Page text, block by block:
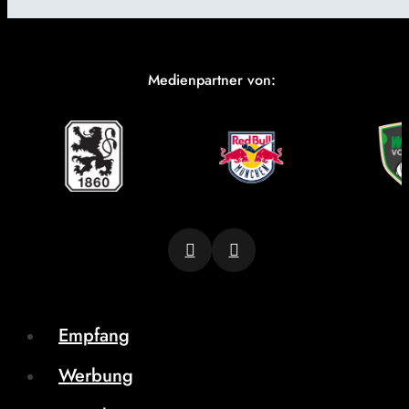
Medienpartner von:
Empfang
Werbung